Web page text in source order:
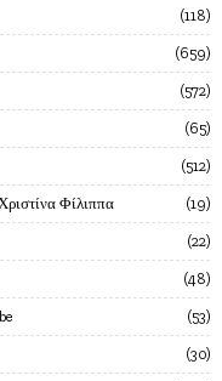
118
659
572
65
512
Φίλιππα 19
22
48
53
30